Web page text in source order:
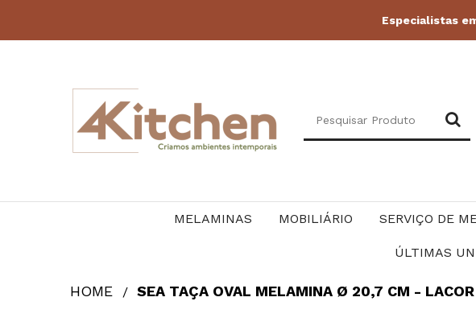
Especialistas
MELAMINAS MOBILIÁRIO SERVIÇO DE
ÚLTIMAS
HOME SEA TAÇA OVAL MELAMINA Ø 20,7 CM - LACOR